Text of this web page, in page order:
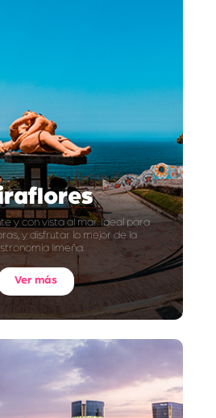
y con vista al mar. Ideal para
y disfrutar lo mejor de la
limeña.
Ver más